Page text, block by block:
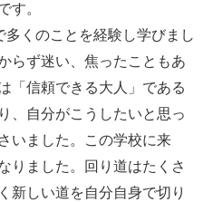
す。
くのことを経験し学びまし
らず迷い、焦ったこともあ
「信頼できる大人」である
、自分がこうしたいと思っ
いました。この学校に来
りました。回り道はたくさ
新しい道を自分自身で切り